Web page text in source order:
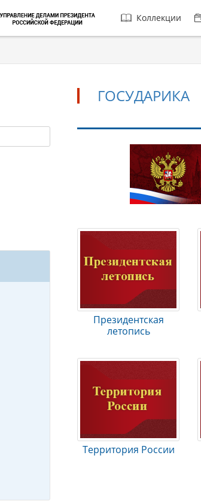
Главная
навигация
Коллекции
ГОСУДАРИКА
Государика
Президентская
летопись
Территория России